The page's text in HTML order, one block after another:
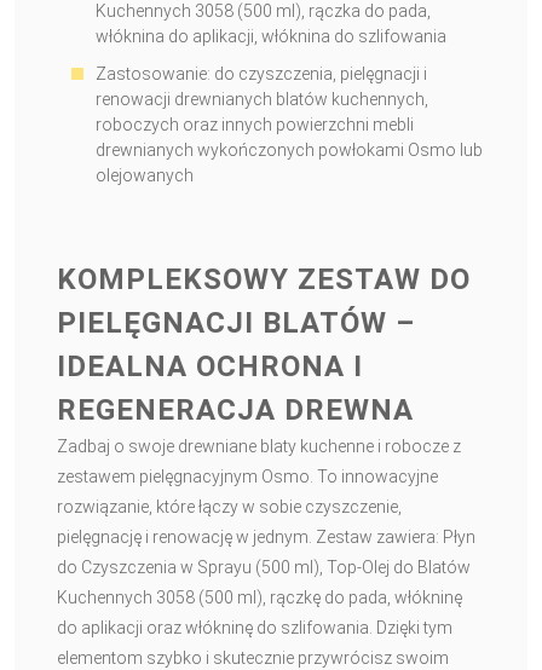
Kuchennych 3058 (500 ml), rączka do pada,
włóknina do aplikacji, włóknina do szlifowania
Zastosowanie: do czyszczenia, pielęgnacji i
renowacji drewnianych blatów kuchennych,
roboczych oraz innych powierzchni mebli
drewnianych wykończonych powłokami Osmo lub
olejowanych
KOMPLEKSOWY ZESTAW DO
PIELĘGNACJI BLATÓW –
IDEALNA OCHRONA I
REGENERACJA DREWNA
Zadbaj o swoje drewniane blaty kuchenne i robocze z
zestawem pielęgnacyjnym Osmo. To innowacyjne
rozwiązanie, które łączy w sobie czyszczenie,
pielęgnację i renowację w jednym. Zestaw zawiera: Płyn
do Czyszczenia w Sprayu (500 ml), Top-Olej do Blatów
Kuchennych 3058 (500 ml), rączkę do pada, włókninę
do aplikacji oraz włókninę do szlifowania. Dzięki tym
elementom szybko i skutecznie przywrócisz swoim